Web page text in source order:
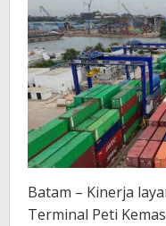
Batam – Kinerja
Terminal Peti